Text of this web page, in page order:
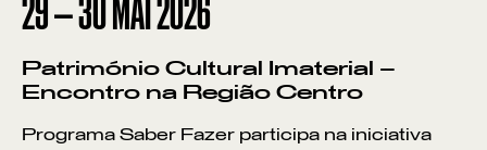
29—30MAI2026
Património Cultural Imaterial –
Encontro na Região Centro
Programa Saber Fazer participa na iniciativa